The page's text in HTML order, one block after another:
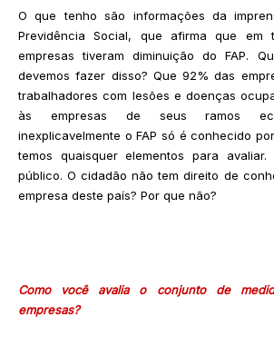
O que tenho são informações da
Previdência Social, que afirma que em
empresas tiveram diminuição do FAP.
devemos fazer disso? Que 92% das
trabalhadores com lesões e doenças
às empresas de seus ramos
inexplicavelmente o FAP só é conhecido
temos quaisquer elementos para
público. O cidadão não tem direito de
empresa deste país? Por que não?
Como você avalia o conjunto de
empresas?